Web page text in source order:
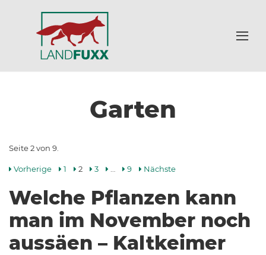
Garten
Seite 2 von 9.
Vorherige 1 2 3 9 Nächste
Welche Pflanzen kann
man im November noch
aussäen – Kaltkeimer